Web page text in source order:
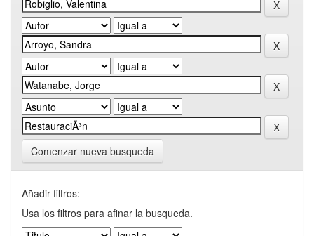
Comenzar nueva busqueda
Añadir filtros:
Usa los filtros para afinar la busqueda.